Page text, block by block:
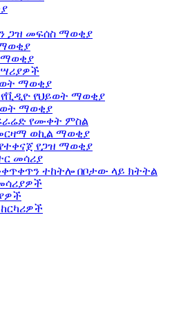
ጋዝ መፍሰስ ማወቂያ
ማወቂያ
ማወቂያ
የህይወት ማወቂያ
ማወቂያ
የሙቀት ምስል
ወኪል ማወቂያ
የጋዝ ማወቂያ
መሳሪያ
ተከትሎ በቦታው ላይ ክትትል